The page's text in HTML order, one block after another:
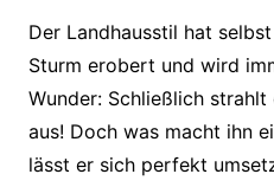
Der Landhausstil hat
Sturm erobert und wird
Wunder: Schließlich
aus! Doch was macht ihn
lässt er sich perfekt